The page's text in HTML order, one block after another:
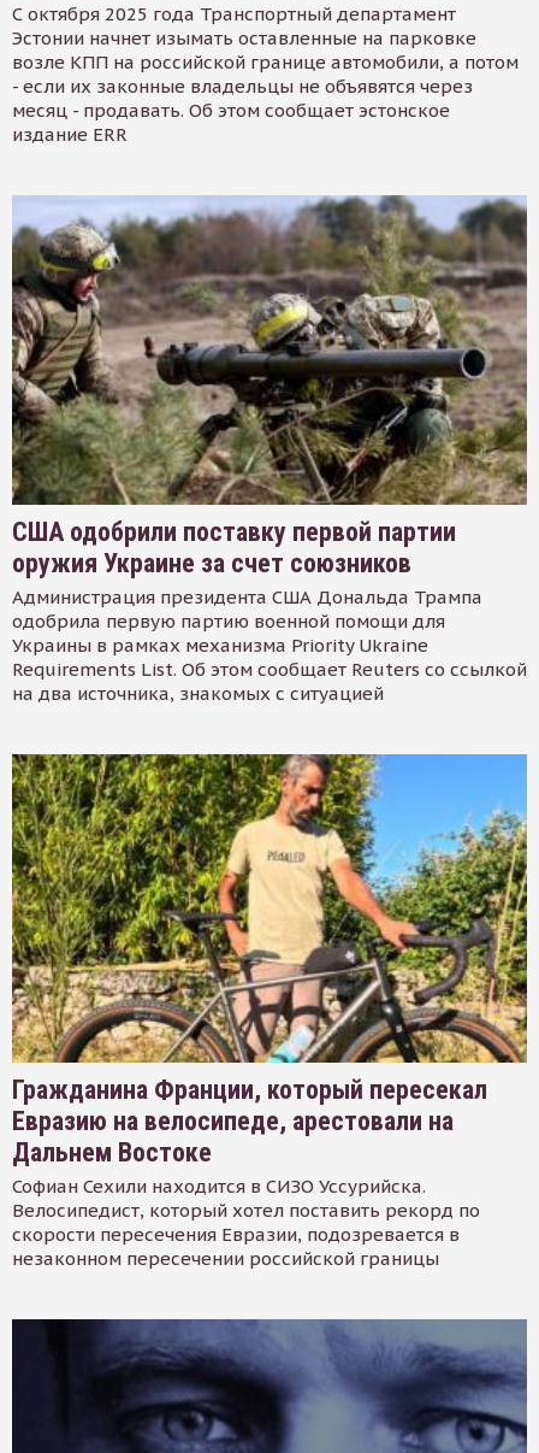
С октября 2025 года Транспортный департамент
Эстонии начнет изымать оставленные на парковке
возле КПП на российской границе автомобили, а потом
- если их законные владельцы не объявятся через
месяц - продавать. Об этом сообщает эстонское
издание ERR
США одобрили поставку первой партии
оружия Украине за счет союзников
Администрация президента США Дональда Трампа
одобрила первую партию военной помощи для
Украины в рамках механизма Priority Ukraine
Requirements List. Об этом сообщает Reuters со ссылкой
на два источника, знакомых с ситуацией
Гражданина Франции, который пересекал
Евразию на велосипеде, арестовали на
Дальнем Востоке
Софиан Сехили находится в СИЗО Уссурийска.
Велосипедист, который хотел поставить рекорд по
скорости пересечения Евразии, подозревается в
незаконном пересечении российской границы